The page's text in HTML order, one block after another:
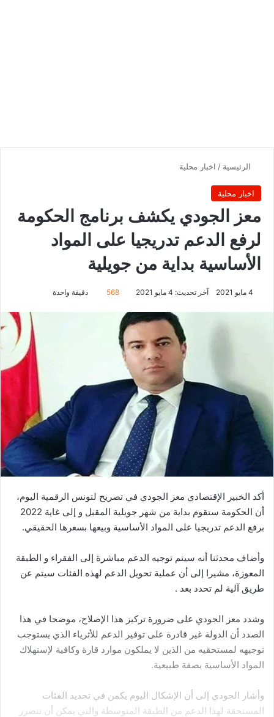
الرئيسية / اخبار محلية
اخبار محلية
معز الجودي يكشف برنامج الحكومة
لرفع الدعم تدريجيا على المواد
الأساسية بداية من جويلية
4 مايو 2021 آخر تحديث: 4 مايو 2021 568 دقيقة واحدة
أكد الخبير الإقتصادي معز الجودي في تصريح لتونس الرقمية اليوم،
أن الحكومة ستقوم بداية من شهر جويلية المقبل و إلى غاية 2022
برفع الدعم تدريجيا على المواد الأساسية وبيعها بسعرها الحقيقي.
وأضاف محدثنا أنه سيتم توجيه الدعم مباشرة إلى الفقراء و الطبقة
المعوزة، مشيرا إلى أن عملية تحويل الدعم لهذه الفئات سيتم عن
طريق آلية لم تحدد بعد .
وشدد معز الجودي على ضرورة تركيز هذا الإصلاح، موضحا في هذا
الصدد أن الدولة غير قادرة على توفير الدعم للأثرياء الذي يستوجب
توجيهه لمستحقيه من الذين لا يملكون موارد قارة وكافية لإستهلاك
المواد الأساسية بصفة طبيعية.
وأشار الجودي إلى أن الإشكال اليوم يكمن في تحديد الفئات
المستحقة لهذا الدعم من الطبقة المتوسطة والتي يمكن أن تتضرر